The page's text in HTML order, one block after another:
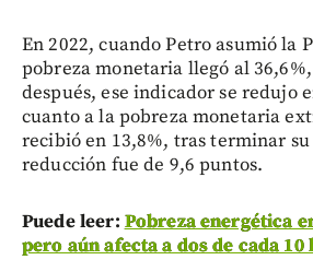
En 2022, cuando Petro asumió la
pobreza monetaria llegó al
después, ese indicador se redujo
cuanto a la pobreza monetaria
recibió en 13,8%, tras terminar
reducción fue de 9,6 puntos.
Puede leer: Pobreza energética
pero aún afecta a dos de cada 10